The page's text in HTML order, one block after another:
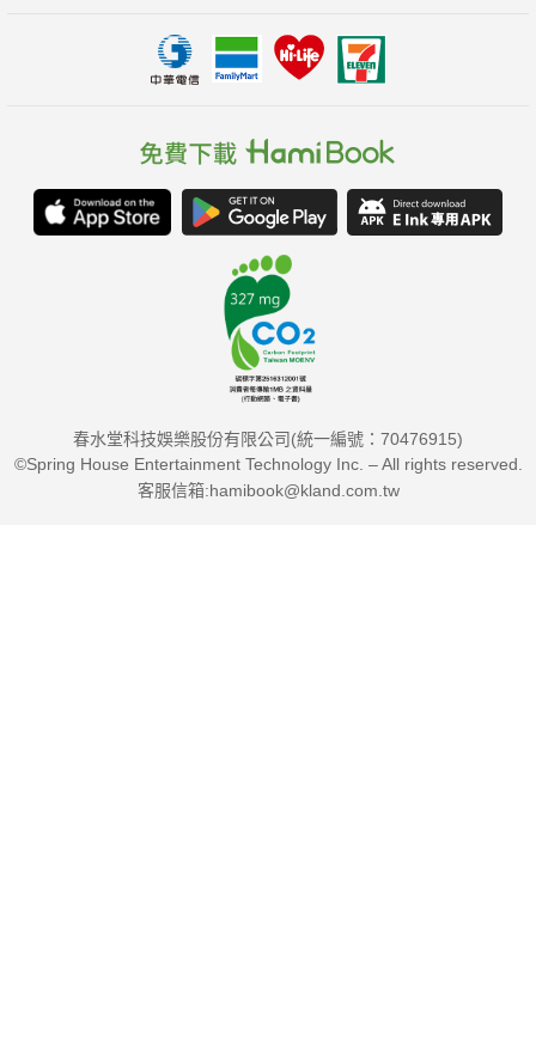
春水堂科技娛樂股份有限公司(統一編號：70476915)
©Spring House Entertainment Technology Inc. – All rights reserved.
客服信箱:hamibook@kland.com.tw